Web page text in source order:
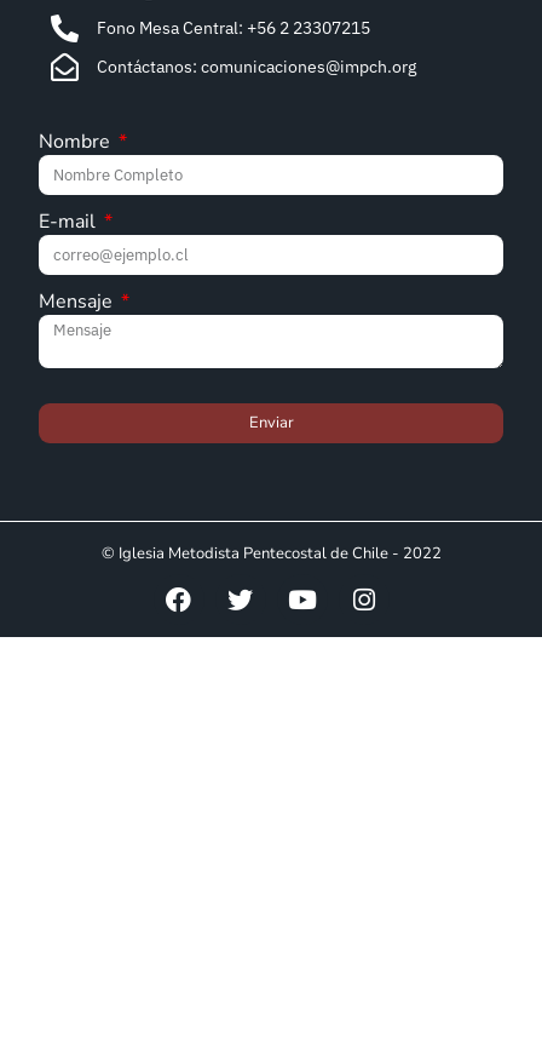
Fono Mesa Central: +56 2 23307215
Contáctanos: comunicaciones@impch.org
Nombre
E-mail
Mensaje
Enviar
© Iglesia Metodista Pentecostal de Chile - 2022